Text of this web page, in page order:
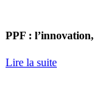
PPF :
Lire la suite